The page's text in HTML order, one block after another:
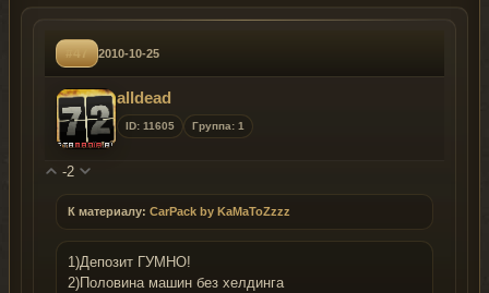
#47 2010-10-25
alldead
ID: 11605 Группа: 1
-2
К материалу: CarPack by KaMaToZzzz
1)Депозит ГУМНО!
2)Половина машин без хелдинга